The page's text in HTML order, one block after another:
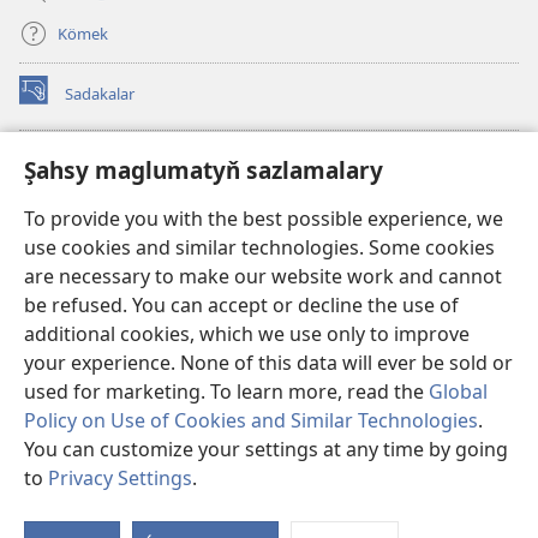
Şahsy maglumatyň sazlamalary
To provide you with the best possible experience, we
use cookies and similar technologies. Some cookies
are necessary to make our website work and cannot
be refused. You can accept or decline the use of
additional cookies, which we use only to improve
your experience. None of this data will ever be sold or
used for marketing. To learn more, read the Global
Policy on Use of Cookies and Similar Technologies.
You can customize your settings at any time by going
to Privacy Settings.
Kömek
Sadakalar
(täze
sahypada
Garawul diňiniň ONLAÝN KITAPHANASY
(täze
açylýar)JW Hub
(täze
sahypada
açylýar)JW Library
Watchtower Library
Copyright© 2026 Watch Tower Bible and Tract Society of Pennsylvania.
ULANMAGYŇ ŞERTLERI
MAGLUMATYŇ SAZLAMALARY